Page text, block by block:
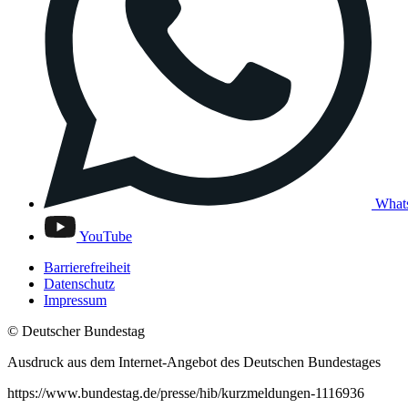
YouTube
Barrierefreiheit
Datenschutz
Impressum
© Deutscher Bundestag
Ausdruck aus dem Internet-Angebot des Deutschen Bundestages
https://www.bundestag.de/presse/hib/kurzmeldungen-1116936